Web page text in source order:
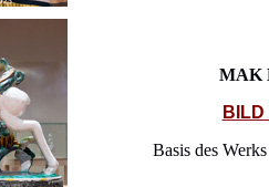
MAK
BILD
Basis des